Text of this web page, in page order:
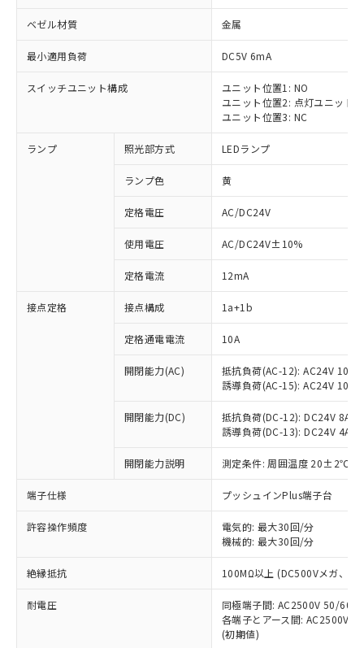
ベゼル材質 金属
最小適用負荷 DC5V 6mA
スイッチユニット構成
ユニット位置1: NO
ユニット位置2: 点灯ユニット
ユニット位置3: NC
ランプ 照光部方式 LEDランプ
ランプ色 黄
定格電圧 AC/DC24V
使用電圧 AC/DC24V±10%
定格電流 12mA
接点定格 接点構成 1a+1b
定格通電電流 10A
開閉能力(AC)
抵抗負荷(AC-12): AC24V 10A/
誘導負荷(AC-15): AC24V
開閉能力(DC)
抵抗負荷(DC-12): DC24V 8A/
誘導負荷(DC-13): DC24V 4A/
開閉能力説明 測定条件: 周囲温度 20±2℃、
端子仕様 プッシュインPlus端子台
許容操作頻度
電気的: 最大30回/分
機械的: 最大30回/分
絶縁抵抗 100MΩ以上 (DC500Vメガ、点
耐電圧
同極端子間: AC2500V 50/
各端子とアース間: AC2500V
(初期値)
ご利用条件
ご利用ください。
本サービスは、当社制御機器事業取扱
商品の当社在庫状況および標準価格
(税抜)を提供させていただくもので
当社制御機器事業取扱商品の中には、
本サービスの対象外となる商品もある
ことをご了承ください。
在庫状況および標準価格照会結果は、
対応済み：EU RoHS指令（10物質）の
非含有に対応した製品が提供可能な商品で
対応予定：EU RoHS指令（10物質）の非含
有に対応した製品に切り替える予定のある
対応予定なし：EU RoHS指令（10物質）の
非含有に非対応の商品で、対応品を出す予
定はありません。
調査・確認中：EU RoHS指令（10物質）の
非含有の対応状況を調査中または確認中の
害物質有無と関係のない商品です。
仕入先様の事情により、非含有部品として
いたものが、含有品と判明した場合などや
むを得ず変更することがあります。
※1 中国RoHS○×表
「○」：最大均質材料含有率が中国RoHSの
基準値以下であることを示します。
「×」：最大均質材料含有率が中国RoHSの
基準値を超えていることを示します。
「－」：未確認です。当社販売部門へお問
当社は、これら貴社製品のうち、外国
為替および外国貿易法に定める商品